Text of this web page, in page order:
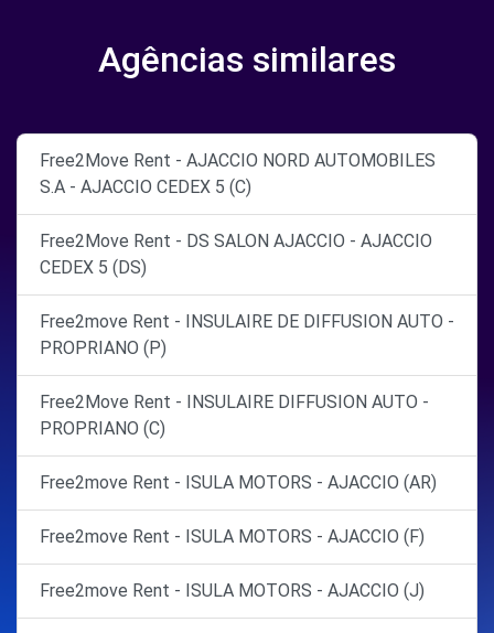
Agências similares
Free2Move Rent - AJACCIO NORD AUTOMOBILES
S.A - AJACCIO CEDEX 5 (C)
Free2Move Rent - DS SALON AJACCIO - AJACCIO
CEDEX 5 (DS)
Free2move Rent - INSULAIRE DE DIFFUSION AUTO -
PROPRIANO (P)
Free2Move Rent - INSULAIRE DIFFUSION AUTO -
PROPRIANO (C)
Free2move Rent - ISULA MOTORS - AJACCIO (AR)
Free2move Rent - ISULA MOTORS - AJACCIO (F)
Free2move Rent - ISULA MOTORS - AJACCIO (J)